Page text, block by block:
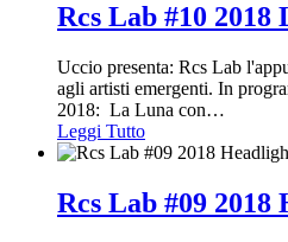
Rcs Lab #10 2018
Uccio presenta: Rcs Lab
agli artisti emergenti. In
2018: La Luna con…
Leggi Tutto
Rcs Lab #09 2018